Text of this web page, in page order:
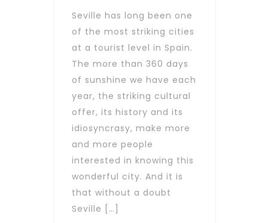
Seville has long been one
of the most striking cities
at a tourist level in Spain.
The more than 360 days
of sunshine we have each
year, the striking cultural
offer, its history and its
idiosyncrasy, make more
and more people
interested in knowing this
wonderful city. And it is
that without a doubt
Seville […]